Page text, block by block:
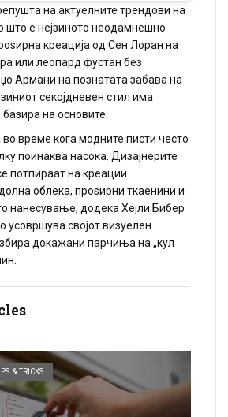
& TRICKS
на актуелните трендови на
што е нејзиното неодамнешно
креација од Сен Лоран на
или леопард фустан без
Армани на познатата забава на
секојдневен стил има
на основите.
во време кога модните писти често
поинаква насока. Дизајнерите
потпираат на креации
облека, проѕирни ткаенини и
нанесување, додека Хејли Бибер
усовршува својот визуелен
докажани парчиња на „кул